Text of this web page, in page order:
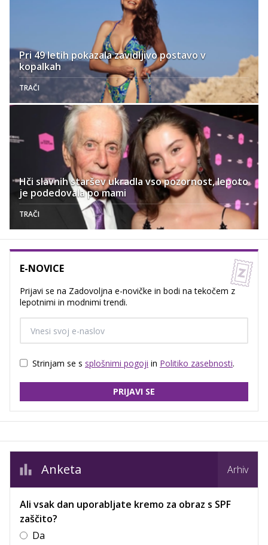
Pri 49 letih pokazala zavidljivo postavo v
kopalkah
TRAČI
Hči slavnih staršev ukradla vso pozornost, lepoto
je podedovala po mami
TRAČI
E-NOVICE
Prijavi se na Zadovoljna e-novičke in bodi na tekočem z
lepotnimi in modnimi trendi.
Strinjam se s splošnimi pogoji in Politiko zasebnosti.
PRIJAVI SE
Anketa Arhiv
Ali vsak dan uporabljate kremo za obraz s SPF
zaščito?
Da